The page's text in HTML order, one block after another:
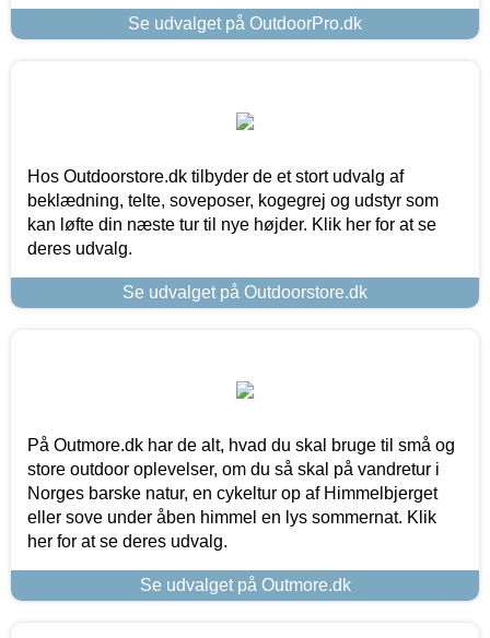
Se udvalget på OutdoorPro.dk
Hos Outdoorstore.dk tilbyder de et stort udvalg af
beklædning, telte, soveposer, kogegrej og udstyr som
kan løfte din næste tur til nye højder. Klik her for at se
deres udvalg.
Se udvalget på Outdoorstore.dk
På Outmore.dk har de alt, hvad du skal bruge til små og
store outdoor oplevelser, om du så skal på vandretur i
Norges barske natur, en cykeltur op af Himmelbjerget
eller sove under åben himmel en lys sommernat. Klik
her for at se deres udvalg.
Se udvalget på Outmore.dk